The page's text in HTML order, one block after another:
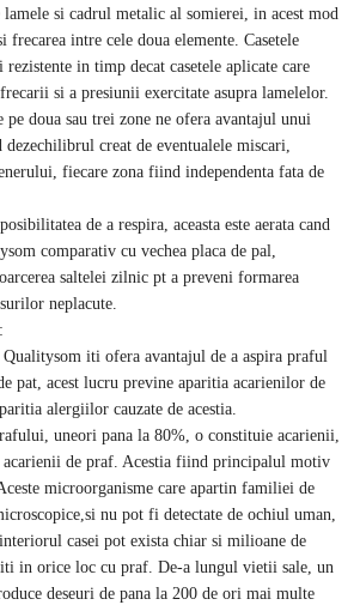
si cadrul metalic al somierei, in acest mod
frecarea intre cele doua elemente. Casetele
in timp decat casetele aplicate care
si a presiunii exercitate asupra lamelelor.
pe doua sau trei zone ne ofera avantajul unui
creat de eventualele miscari,
fiecare zona fiind independenta fata de
de a respira, aceasta este aerata cand
comparativ cu vechea placa de pal,
saltelei zilnic pt a preveni formarea
neplacute.
iti ofera avantajul de a aspira praful
pat, acest lucru previne aparitia acarienilor de
alergiilor cauzate de acestia.
uneori pana la 80%, o constituie acarienii,
de praf. Acestia fiind principalul motiv
microorganisme care apartin familiei de
nu pot fi detectate de ochiul uman,
casei pot exista chiar si milioane de
in orice loc cu praf. De-a lungul vietii sale, un
deseuri de pana la 200 de ori mai multe